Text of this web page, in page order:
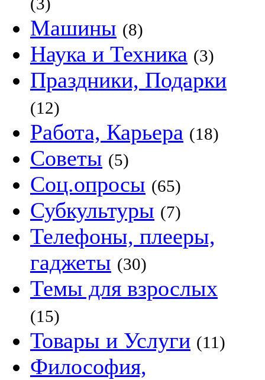
Машины (8)
Наука и Техника (3)
Праздники, Подарки
(12)
Работа, Карьера (18)
Советы (5)
Соц.опросы (65)
Субкультуры (7)
Телефоны, плееры,
гаджеты (30)
Темы для взрослых
(15)
Товары и Услуги (11)
Философия,